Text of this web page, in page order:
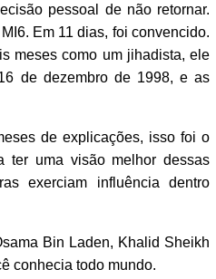
pessoal de não retornar.
Em 11 dias, foi convencido.
meses como um jihadista, ele
de dezembro de 1998, e as
de explicações, isso foi o
ter uma visão melhor dessas
exerciam influência dentro
Bin Laden, Khalid Sheikh
conhecia todo mundo.